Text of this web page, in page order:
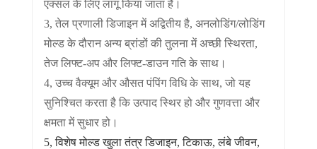
एक्सल के लिए लागू किया जाता है।
3, तेल प्रणाली डिजाइन में अद्वितीय है, अनलोडिंग/लोडिंग
मोल्ड के दौरान अन्य ब्रांडों की तुलना में अच्छी स्थिरता,
तेज लिफ्ट-अप और लिफ्ट-डाउन गति के साथ।
4, उच्च वैक्यूम और औसत पंपिंग विधि के साथ, जो यह
सुनिश्चित करता है कि उत्पाद स्थिर हो और गुणवत्ता और
क्षमता में सुधार हो।
5, विशेष मोल्ड खुला तंत्र डिजाइन, टिकाऊ, लंबे जीवन,